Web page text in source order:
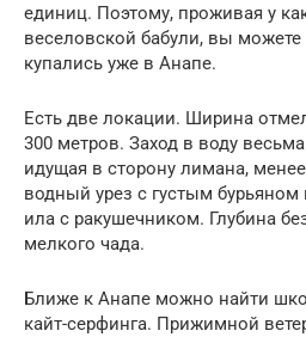
единиц. Поэтому, проживая у
веселовской бабули, вы можете
купались уже в Анапе.
Есть две локации. Ширина
300 метров. Заход в воду
идущая в сторону лимана,
водный урез с густым
ила с ракушечником. Глубина
мелкого чада.
Ближе к Анапе можно найти
кайт-серфинга. Прижимной